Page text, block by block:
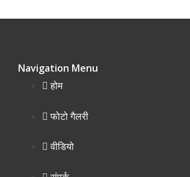
Navigation Menu
होम
फोटो गैलरी
वीडियो